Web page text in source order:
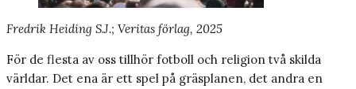
Fredrik Heiding S.J.; Veritas förlag, 2025
För de flesta av oss tillhör fotboll och religion två skilda
världar. Det ena är ett spel på gräsplanen, det andra en